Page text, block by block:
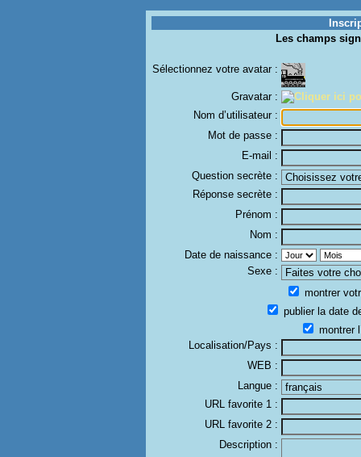
Les champs
Sélectionnez votre avatar :
Gravatar :
Nom d’utilisateur :
Mot de passe :
E-mail :
Question secrète :
Réponse secrète :
Prénom :
Nom :
Date de naissance :
Sexe :
montrer
publier la date
montrer
Localisation/Pays :
WEB :
Langue :
URL favorite 1 :
URL favorite 2 :
Description :